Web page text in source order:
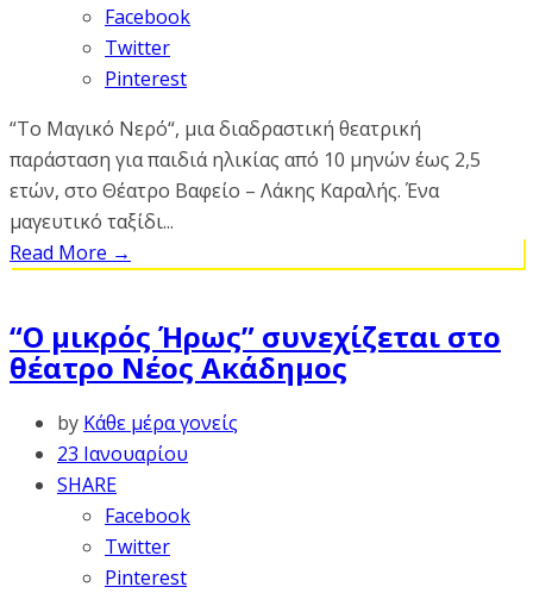
Facebook
Twitter
Pinterest
“Το Μαγικό Νερό“, μια διαδραστική θεατρική
παράσταση για παιδιά ηλικίας από 10 μηνών έως 2,5
ετών, στο Θέατρο Βαφείο – Λάκης Καραλής. Ένα
μαγευτικό ταξίδι...
Read More →
“Ο μικρός Ήρως” συνεχίζεται στο
θέατρο Νέος Ακάδημος
by Κάθε μέρα γονείς
23 Ιανουαρίου
SHARE
Facebook
Twitter
Pinterest